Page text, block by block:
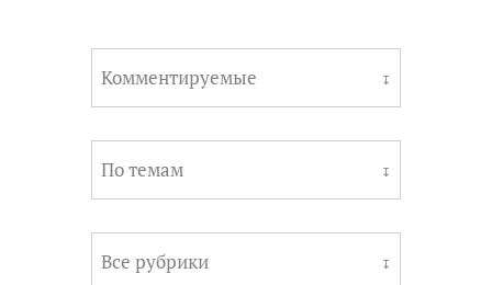
Комментируемые ↧
По темам ↧
Все рубрики ↧